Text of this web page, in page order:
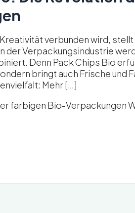
verbunden wird,
der Verpackungsindustrie
Denn Pack Chips Bio
bringt auch Frische und
Mehr […]
farbigen Bio-Verpackungen